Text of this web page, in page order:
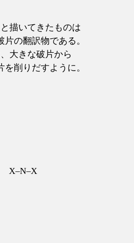
描いてきたものは
片の翻訳物である。
大きな破片から
を削りだすように。
X–N–X